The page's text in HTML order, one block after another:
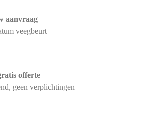
aanvraag
veegbeurt
offerte
geen verplichtingen